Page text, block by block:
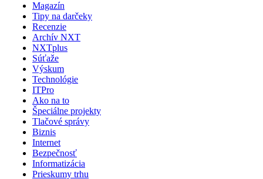
Magazín
Tipy na darčeky
Recenzie
Archív NXT
NXTplus
Súťaže
Výskum
Technológie
ITPro
Ako na to
Špeciálne projekty
Tlačové správy
Biznis
Internet
Bezpečnosť
Informatizácia
Prieskumy trhu